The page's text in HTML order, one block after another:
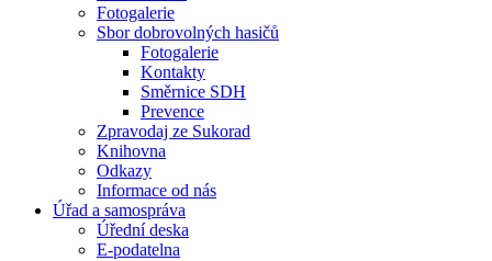
Fotogalerie
Sbor dobrovolných hasičů
Fotogalerie
Kontakty
Směrnice SDH
Prevence
Zpravodaj ze Sukorad
Knihovna
Odkazy
Informace od nás
Úřad a samospráva
Úřední deska
E-podatelna